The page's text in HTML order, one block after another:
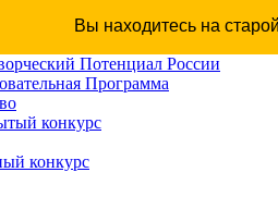
Вы находитесь на
Потенциал России
Программа
конкурс
конкурс